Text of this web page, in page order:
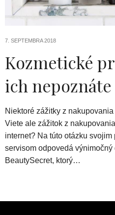
7. SEPTEMBRA 2018
Kozmetické
ich nepoznáte
Niektoré zážitky z
Viete ale zážitok z
internet? Na túto otázku
servisom odpovedá výnimočný
BeautySecret, ktorý…